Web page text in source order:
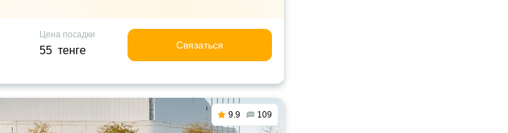
Цена посадки
55 тенге Связаться
9.9 109